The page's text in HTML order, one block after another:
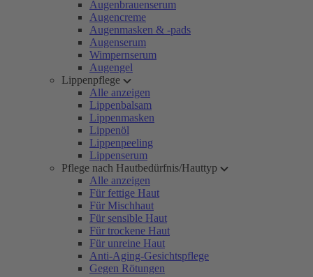
Augenbrauenserum
Augencreme
Augenmasken & -pads
Augenserum
Wimpernserum
Augengel
Lippenpflege
Alle anzeigen
Lippenbalsam
Lippenmasken
Lippenöl
Lippenpeeling
Lippenserum
Pflege nach Hautbedürfnis/Hauttyp
Alle anzeigen
Für fettige Haut
Für Mischhaut
Für sensible Haut
Für trockene Haut
Für unreine Haut
Anti-Aging-Gesichtspflege
Gegen Rötungen